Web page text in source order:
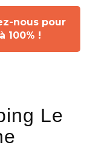
Le
nous pour
100% !